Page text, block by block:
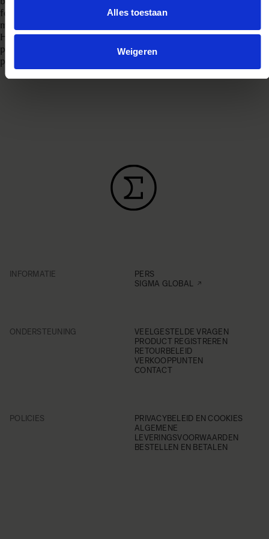
Alles toestaan
Weigeren
fotografie. Van hobbyfotograaf tot professionele fotograaf:
met SIGMA til je jouw vaardigheden naar een hoger niveau.
Heb je advies nodig of heb je een vraag over één van de
producten? Neem dan contact met ons op. We geven je graag
persoonlijk advies.
INFORMATIE
PERS
SIGMA GLOBAL
ONDERSTEUNING
VEELGESTELDE VRAGEN
PRODUCT REGISTREREN
RETOURBELEID
VERKOOPPUNTEN
CONTACT
POLICIES
PRIVACYBELEID EN COOKIES
ALGEMENE
LEVERINGSVOORWAARDEN
BESTELLEN EN BETALEN